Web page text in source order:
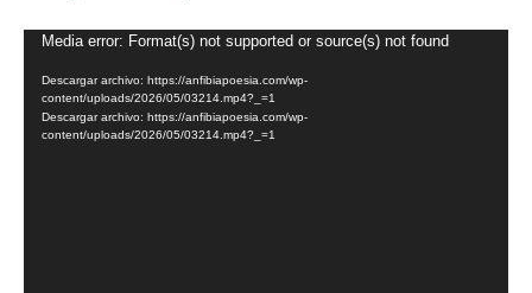
Reproductor
vídeo
Media error: Format(s) not supported or source(s) not found
Descargar archivo: https://anfibiapoesia.com/wp-
content/uploads/2026/05/03214.mp4?_=1
Descargar archivo: https://anfibiapoesia.com/wp-
content/uploads/2026/05/03214.mp4?_=1